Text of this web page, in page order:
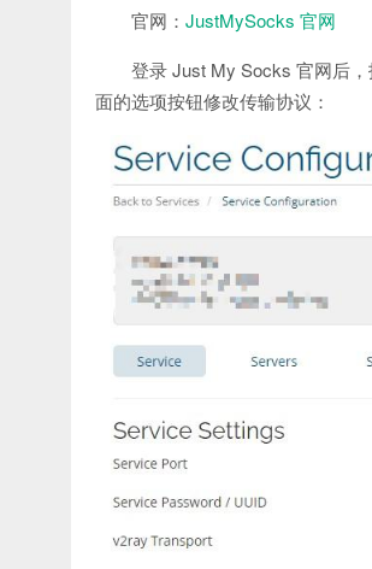
官网： JustMySocks 官网
登录 Just My Socks 官网后
面的选项按钮修改传输协议：